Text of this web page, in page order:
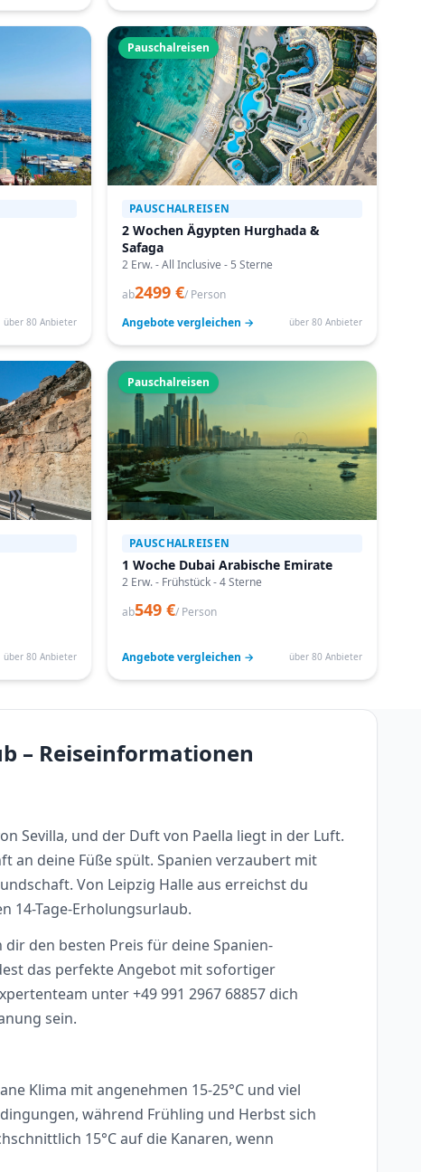
über 80 Anbieter
Pauschalreisen
PAUSCHALREISEN
2 Wochen Ägypten Hurghada &
Safaga
2 Erw. - All Inclusive - 5 Sterne
ab2499 €/ Person
Angebote vergleichen →
über 80 Anbieter
über 80 Anbieter
Pauschalreisen
PAUSCHALREISEN
1 Woche Dubai Arabische Emirate
2 Erw. - Frühstück - 4 Sterne
ab549 €/ Person
Angebote vergleichen → über 80 Anbieter
– Reiseinformationen
Sevilla, und der Duft von Paella liegt in der Luft.
an deine Füße spült. Spanien verzaubert mit
Von Leipzig Halle aus erreichst du
14-Tage-Erholungsurlaub.
den besten Preis für deine Spanien-
das perfekte Angebot mit sofortiger
unter +49 991 2967 68857 dich
sein.
Klima mit angenehmen 15-25°C und viel
während Frühling und Herbst sich
15°C auf die Kanaren, wenn